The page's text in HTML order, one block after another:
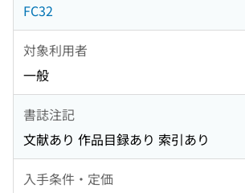
FC32
対象利用者
一般
書誌注記
文献あり 作品目録あり 索引あり
入手条件・定価